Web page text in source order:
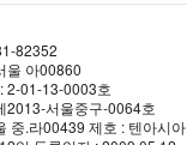
82352
울 아00860
2-01-13-0003호
2013-서울중구-0064호
중.라00439 제호 : 텐아시아